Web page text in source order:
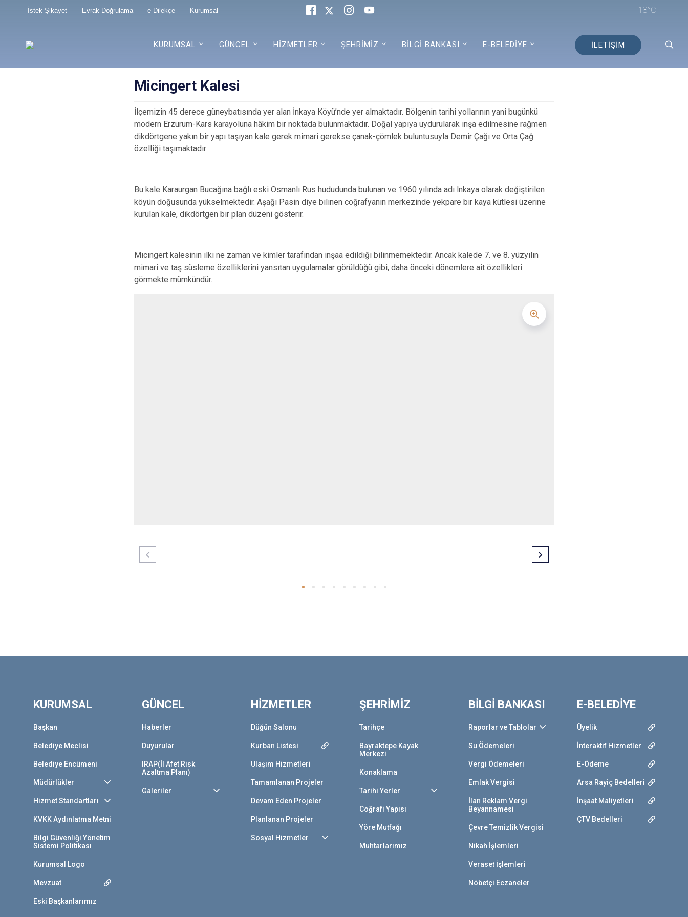
İstek Şikayet Evrak Doğrulama e-Dilekçe Kurumsal 18°C
KURUMSAL GÜNCEL HİZMETLER ŞEHRİMİZ BİLGİ BANKASI E-BELEDİYE İLETİŞİM
Micingert Kalesi
İlçemizin 45 derece güneybatısında yer alan İnkaya Köyü’nde yer almaktadır. Bölgenin tarihi yollarının yani bugünkü
modern Erzurum-Kars karayoluna hâkim bir noktada bulunmaktadır. Doğal yapıya uydurularak inşa edilmesine rağmen
dikdörtgene yakın bir yapı taşıyan kale gerek mimari gerekse çanak-çömlek buluntusuyla Demir Çağı ve Orta Çağ
özelliği taşımaktadır
Bu kale Karaurgan Bucağına bağlı eski Osmanlı Rus hududunda bulunan ve 1960 yılında adı lnkaya olarak değiştirilen
köyün doğusunda yükselmektedir. Aşağı Pasin diye bilinen coğrafyanın merkezinde yekpare bir kaya kütlesi üzerine
kurulan kale, dikdörtgen bir plan düzeni gösterir.
Mıcıngert kalesinin ilki ne zaman ve kimler tarafından inşaa edildiği bilinmemektedir. Ancak kalede 7. ve 8. yüzyılın
mimari ve taş süsleme özelliklerini yansıtan uygulamalar görüldüğü gibi, daha önceki dönemlere ait özellikleri
görmekte mümkündür.
KURUMSAL
Başkan
Belediye Meclisi
Belediye Encümeni
Müdürlükler
Hizmet Standartları
KVKK Aydınlatma Metni
Bilgi Güvenliği Yönetim
Sistemi Politikası
Kurumsal Logo
Mevzuat
Eski Başkanlarımız
GÜNCEL
Haberler
Duyurular
IRAP(İl Afet Risk
Azaltma Planı)
Galeriler
HİZMETLER
Düğün Salonu
Kurban Listesi
Ulaşım Hizmetleri
Tamamlanan Projeler
Devam Eden Projeler
Planlanan Projeler
Sosyal Hizmetler
ŞEHRİMİZ
Tarihçe
Bayraktepe Kayak
Merkezi
Konaklama
Tarihi Yerler
Coğrafi Yapısı
Yöre Mutfağı
Muhtarlarımız
BİLGİ BANKASI
Raporlar ve Tablolar
Su Ödemeleri
Vergi Ödemeleri
Emlak Vergisi
İlan Reklam Vergi
Beyannamesi
Çevre Temizlik Vergisi
Nikah İşlemleri
Veraset İşlemleri
Nöbetçi Eczaneler
E-BELEDİYE
Üyelik
İnteraktif Hizmetler
E-Ödeme
Arsa Rayiç Bedelleri
İnşaat Maliyetleri
ÇTV Bedelleri